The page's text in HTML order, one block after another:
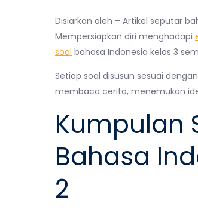
Disiarkan oleh – Artikel seputar
Mempersiapkan diri menghadapi
soal bahasa Indonesia kelas 3
Setiap soal disusun sesuai
membaca cerita, menemukan
Kumpulan
Bahasa
2